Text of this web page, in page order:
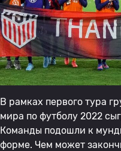
В рамках первого тура
мира по футболу 2022
Команды подошли к
форме. Чем может